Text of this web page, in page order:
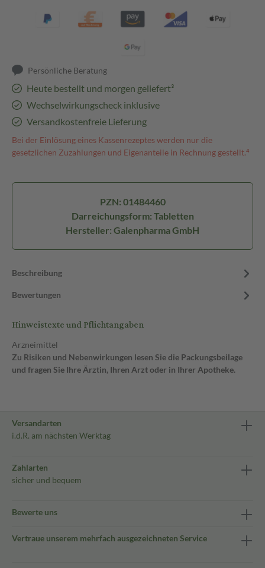
Persönliche Beratung
Heute bestellt und morgen geliefert³
Wechselwirkungscheck inklusive
Versandkostenfreie Lieferung
Bei der Einlösung eines Kassenrezeptes werden nur die
gesetzlichen Zuzahlungen und Eigenanteile in Rechnung gestellt.⁴
PZN: 01484460
Darreichungsform: Tabletten
Hersteller: Galenpharma GmbH
Beschreibung
Bewertungen
Hinweistexte und Pflichtangaben
Arzneimittel
Zu Risiken und Nebenwirkungen lesen Sie die Packungsbeilage
und fragen Sie Ihre Ärztin, Ihren Arzt oder in Ihrer Apotheke.
Versandarten
i.d.R. am nächsten Werktag
Zahlarten
sicher und bequem
Bewerte uns
Vertraue unserem mehrfach ausgezeichneten Service